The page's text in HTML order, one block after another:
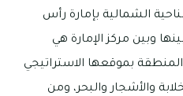
الشمالية بإمارة رأس
وبين مركز الإمارة هي
المنطقة بموقعها الاستراتيجي
والأشجار والبحر، ومن